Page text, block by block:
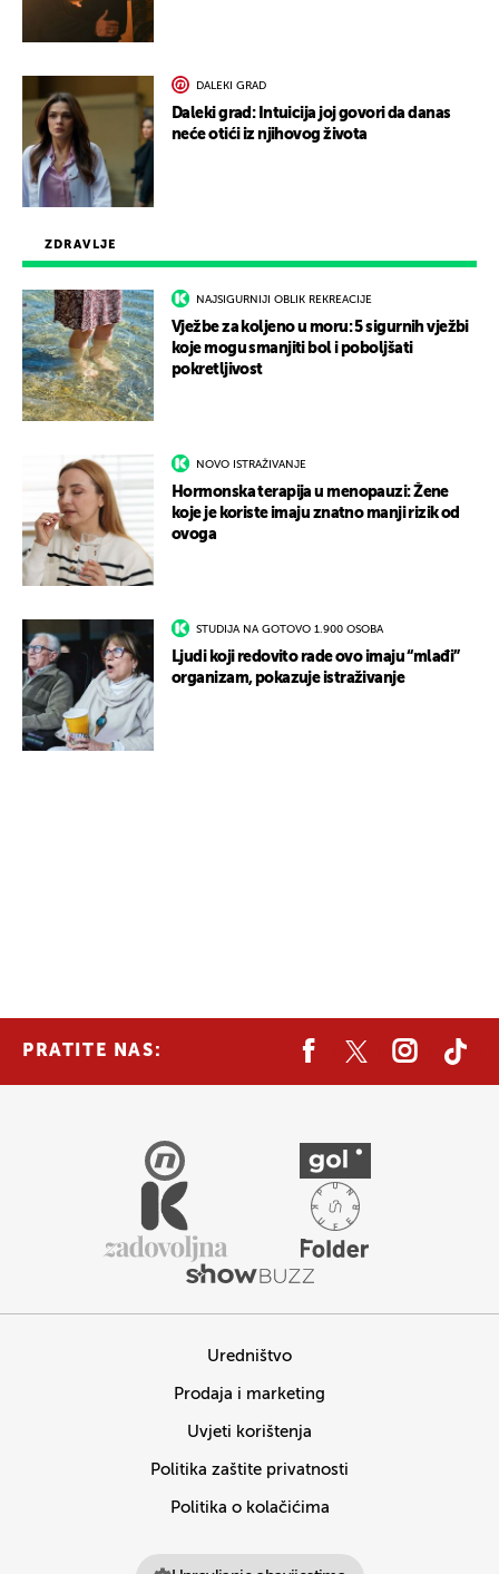
ZDRAVLJE
NAJSIGURNIJI OBLIK REKREACIJE
Vježbe za koljeno u moru: 5 sigurnih vježbi
koje mogu smanjiti bol i poboljšati
pokretljivost
NOVO ISTRAŽIVANJE
Hormonska terapija u menopauzi: Žene
koje je koriste imaju znatno manji rizik od
ovoga
STUDIJA NA GOTOVO 1.900 OSOBA
Ljudi koji redovito rade ovo imaju “mlađi”
organizam, pokazuje istraživanje
DALEKI GRAD
Daleki grad: Intuicija joj govori da danas
neće otići iz njihovog života
PRATITE NAS:
Uredništvo
Prodaja i marketing
Uvjeti korištenja
Politika zaštite privatnosti
Politika o kolačićima